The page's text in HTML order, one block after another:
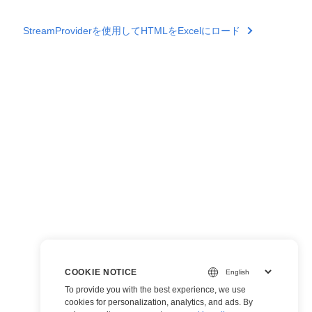
StreamProviderを使用してHTMLをExcelにロード
COOKIE NOTICE
To provide you with the best experience, we use
cookies for personalization, analytics, and ads. By